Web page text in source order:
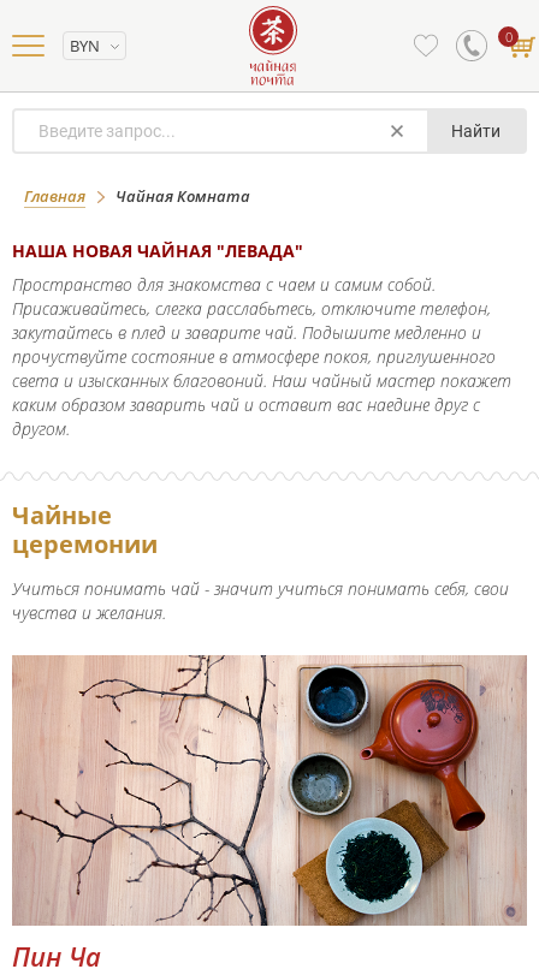
BYN 0
Найти
Главная Чайная Комната
Наша чайная
НАША НОВАЯ ЧАЙНАЯ "ЛЕВАДА"
Пространство для знакомства с чаем и самим собой.
Присаживайтесь, слегка расслабьтесь, отключите телефон,
закутайтесь в плед и заварите чай. Подышите медленно и
прочуствуйте состояние в атмосфере покоя, приглушенного
света и изысканных благовоний. Наш чайный мастер покажет
каким образом заварить чай и оставит вас наедине друг с
другом.
Чайные
церемонии
Учиться понимать чай - значит учиться понимать себя, свои
чувства и желания.
Пин Ча